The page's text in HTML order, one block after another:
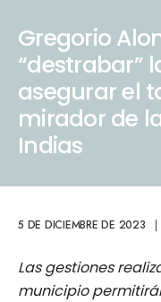
Gregorio
“destrabar”
asegurar el
mirador de
Indias
5 DE DICIEMBRE DE 2023 |
Las gestiones
municipio